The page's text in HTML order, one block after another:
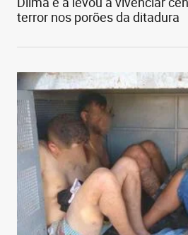
terror nos porões da ditadura